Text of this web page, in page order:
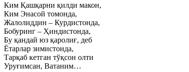
Ким Қашқарни қилди макон,
Ким Энасой томонда,
Жалолиддин – Курдистонда,
Бобуринг – Ҳиндистонда,
Бу қандай юз қаролиғ, деб
Ётарлар зимистонда,
Тарқаб кетган тўқсон олти
Уруғимсан, Ватаним…